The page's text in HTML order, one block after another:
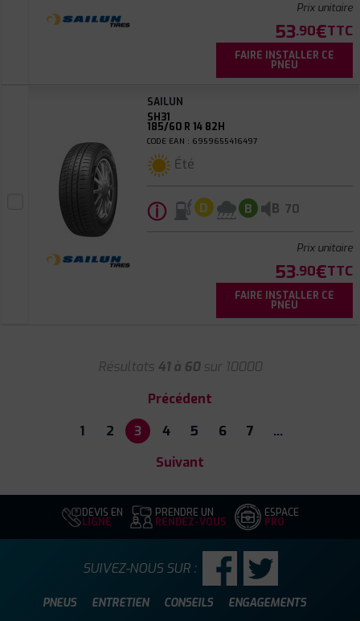
Prix unitaire
53.90€TTC
FAIRE INSTALLER CE
PNEU
SAILUN
SH31
185/60 R 14 82H
CODE EAN : 6959655416497
Été
ⓘ D B B 70
Prix unitaire
53.90€TTC
FAIRE INSTALLER CE
PNEU
Résultats 41 à 60sur 10000
Précédent
1
2 3 4 5 6 7
…
Suivant
DEVIS EN
LIGNE
PRENDRE UN
RENDEZ-VOUS
ESPACE
PRO
PNEUS ENTRETIEN CONSEILS ENGAGEMENTS
SUIVEZ-NOUS SUR :